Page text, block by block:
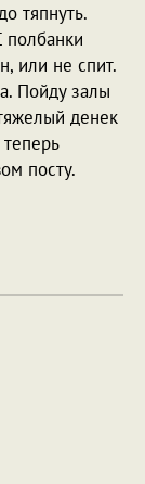
тяпнуть.
полбанки
или не спит.
Пойду залы
денек
посту.